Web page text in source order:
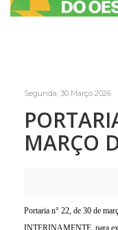
Segunda, 30 Março 2026
MARÇO
Portaria n° 22, de 30 de
INTERINAMENTE, para